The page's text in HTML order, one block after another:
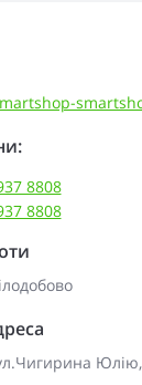
8808
8808